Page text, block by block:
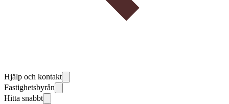
Hjälp och kontakt
Fastighetsbyrån
Hitta snabbt